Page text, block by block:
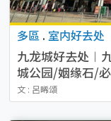
多區 . 室内好去处
九龙城好去处︱
城公园/姻缘石/
文 : 呂晞頌